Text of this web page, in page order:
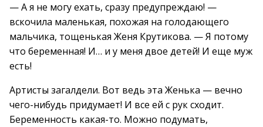
— А я не могу ехать, сразу предупреждаю! —
вскочила маленькая, похожая на голодающего
мальчика, тощенькая Женя Крутикова. — Я потому
что беременная! И… и у меня двое детей! И еще муж
есть!
Артисты загалдели. Вот ведь эта Женька — вечно
чего-нибудь придумает! И все ей с рук сходит.
Беременность какая-то. Можно подумать,